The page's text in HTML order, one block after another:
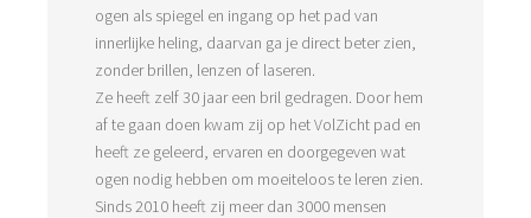
ogen als spiegel en ingang op het pad van
innerlijke heling, daarvan ga je direct beter zien,
zonder brillen, lenzen of laseren.
Ze heeft zelf 30 jaar een bril gedragen. Door hem
af te gaan doen kwam zij op het VolZicht pad en
heeft ze geleerd, ervaren en doorgegeven wat
ogen nodig hebben om moeiteloos te leren zien.
Sinds 2010 heeft zij meer dan 3000 mensen